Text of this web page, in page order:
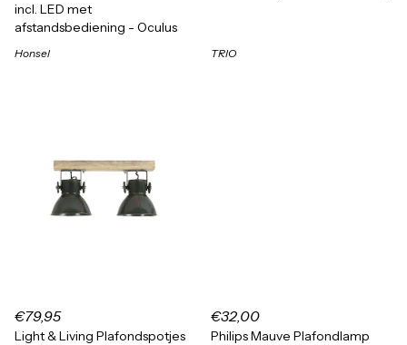
incl. LED met
afstandsbediening - Oculus
Honsel TRIO
€79,95
Light & Living Plafondspotjes
€32,00
Philips Mauve Plafondlamp